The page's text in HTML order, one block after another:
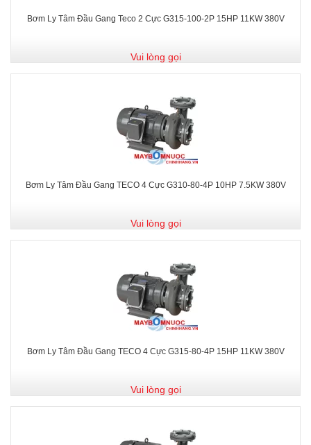
Bơm Ly Tâm Đầu Gang Teco 2 Cực G315-100-2P 15HP 11KW 380V
Vui lòng gọi
Bơm Ly Tâm Đầu Gang TECO 4 Cực G310-80-4P 10HP 7.5KW 380V
Vui lòng gọi
Bơm Ly Tâm Đầu Gang TECO 4 Cực G315-80-4P 15HP 11KW 380V
Vui lòng gọi